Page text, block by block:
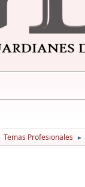
Temas Profesionales ►